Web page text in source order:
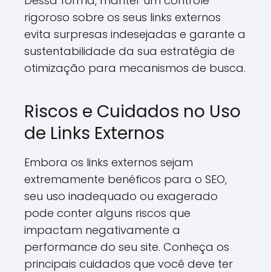
rigoroso sobre os seus links externos
evita surpresas indesejadas e garante a
sustentabilidade da sua estratégia de
otimização para mecanismos de busca.
Riscos e Cuidados no Uso
de Links Externos
Embora os links externos sejam
extremamente benéficos para o SEO,
seu uso inadequado ou exagerado
pode conter alguns riscos que
impactam negativamente a
performance do seu site. Conheça os
principais cuidados que você deve ter